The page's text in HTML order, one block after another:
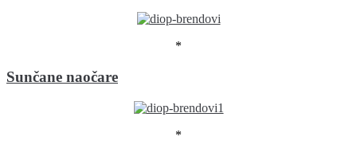
*
Sunčane naočare
*